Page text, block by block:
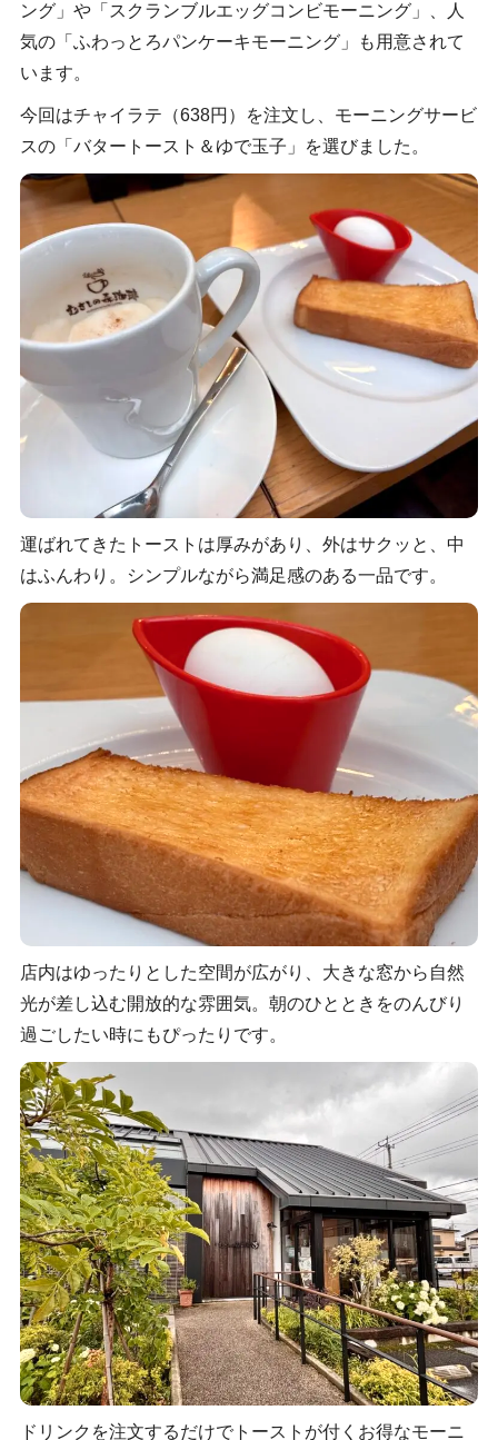
ング」や「スクランブルエッグコンビモーニング」、人
気の「ふわっとろパンケーキモーニング」も用意されて
います。
今回はチャイラテ（638円）を注文し、モーニングサービ
スの「バタートースト＆ゆで玉子」を選びました。
運ばれてきたトーストは厚みがあり、外はサクッと、中
はふんわり。シンプルながら満足感のある一品です。
店内はゆったりとした空間が広がり、大きな窓から自然
光が差し込む開放的な雰囲気。朝のひとときをのんびり
過ごしたい時にもぴったりです。
ドリンクを注文するだけでトーストが付くお得なモーニ